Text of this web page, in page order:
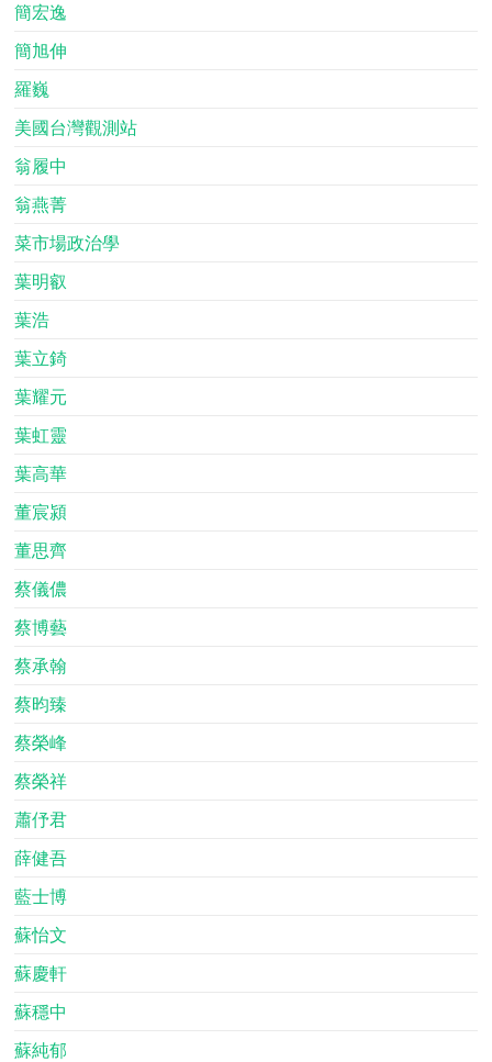
簡宏逸
簡旭伸
羅巍
美國台灣觀測站
翁履中
翁燕菁
菜市場政治學
葉明叡
葉浩
葉立錡
葉耀元
葉虹靈
葉高華
董宸潁
董思齊
蔡儀儂
蔡博藝
蔡承翰
蔡昀臻
蔡榮峰
蔡榮祥
蕭伃君
薛健吾
藍士博
蘇怡文
蘇慶軒
蘇穩中
蘇純郁